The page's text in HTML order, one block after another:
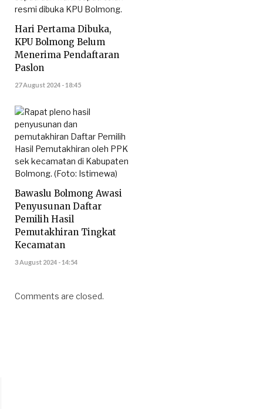
Hari Pertama Dibuka,
KPU Bolmong Belum
Menerima Pendaftaran
Paslon
27 August 2024 - 18:45
Bawaslu Bolmong Awasi
Penyusunan Daftar
Pemilih Hasil
Pemutakhiran Tingkat
Kecamatan
3 August 2024 - 14:54
Comments are closed.